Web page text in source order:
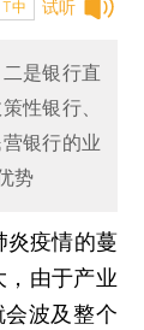
试听
T中
是银行直
性银行、
银行的业
势
炎疫情的蔓
，由于产业
会波及整个